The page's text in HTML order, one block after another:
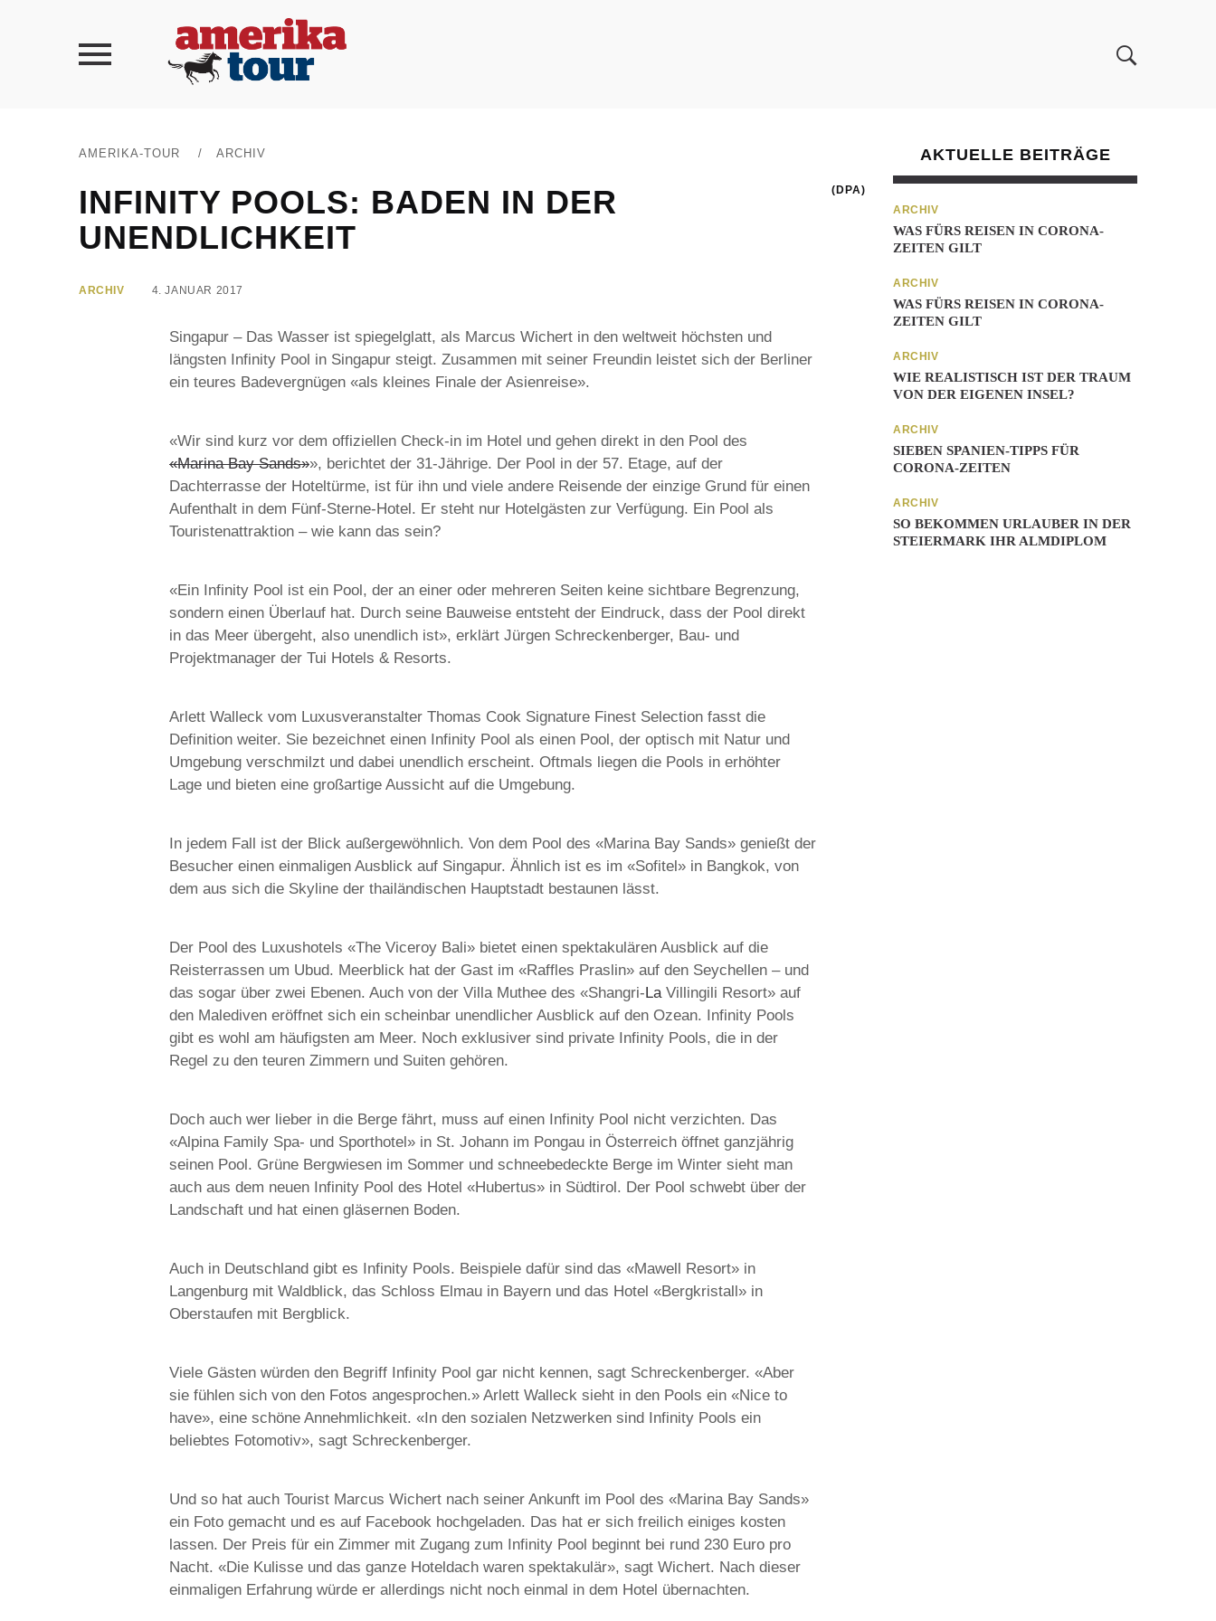
AMERIKA-TOUR / ARCHIV
INFINITY POOLS: BADEN IN DER
UNENDLICHKEIT
(DPA)
ARCHIV 4. JANUAR 2017
Singapur – Das Wasser ist spiegelglatt, als Marcus Wichert in den weltweit höchsten und
längsten Infinity Pool in Singapur steigt. Zusammen mit seiner Freundin leistet sich der Berliner
ein teures Badevergnügen «als kleines Finale der Asienreise».
«Wir sind kurz vor dem offiziellen Check-in im Hotel und gehen direkt in den Pool des
«Marina Bay Sands»», berichtet der 31-Jährige. Der Pool in der 57. Etage, auf der
Dachterrasse der Hoteltürme, ist für ihn und viele andere Reisende der einzige Grund für einen
Aufenthalt in dem Fünf-Sterne-Hotel. Er steht nur Hotelgästen zur Verfügung. Ein Pool als
Touristenattraktion – wie kann das sein?
«Ein Infinity Pool ist ein Pool, der an einer oder mehreren Seiten keine sichtbare Begrenzung,
sondern einen Überlauf hat. Durch seine Bauweise entsteht der Eindruck, dass der Pool direkt
in das Meer übergeht, also unendlich ist», erklärt Jürgen Schreckenberger, Bau- und
Projektmanager der Tui Hotels & Resorts.
Arlett Walleck vom Luxusveranstalter Thomas Cook Signature Finest Selection fasst die
Definition weiter. Sie bezeichnet einen Infinity Pool als einen Pool, der optisch mit Natur und
Umgebung verschmilzt und dabei unendlich erscheint. Oftmals liegen die Pools in erhöhter
Lage und bieten eine großartige Aussicht auf die Umgebung.
In jedem Fall ist der Blick außergewöhnlich. Von dem Pool des «Marina Bay Sands» genießt der
Besucher einen einmaligen Ausblick auf Singapur. Ähnlich ist es im «Sofitel» in Bangkok, von
dem aus sich die Skyline der thailändischen Hauptstadt bestaunen lässt.
Der Pool des Luxushotels «The Viceroy Bali» bietet einen spektakulären Ausblick auf die
Reisterrassen um Ubud. Meerblick hat der Gast im «Raffles Praslin» auf den Seychellen – und
das sogar über zwei Ebenen. Auch von der Villa Muthee des «Shangri-LaVillingili Resort» auf
den Malediven eröffnet sich ein scheinbar unendlicher Ausblick auf den Ozean. Infinity Pools
gibt es wohl am häufigsten am Meer. Noch exklusiver sind private Infinity Pools, die in der
Regel zu den teuren Zimmern und Suiten gehören.
Doch auch wer lieber in die Berge fährt, muss auf einen Infinity Pool nicht verzichten. Das
«Alpina Family Spa- und Sporthotel» in St. Johann im Pongau in Österreich öffnet ganzjährig
seinen Pool. Grüne Bergwiesen im Sommer und schneebedeckte Berge im Winter sieht man
auch aus dem neuen Infinity Pool des Hotel «Hubertus» in Südtirol. Der Pool schwebt über der
Landschaft und hat einen gläsernen Boden.
Auch in Deutschland gibt es Infinity Pools. Beispiele dafür sind das «Mawell Resort» in
Langenburg mit Waldblick, das Schloss Elmau in Bayern und das Hotel «Bergkristall» in
Oberstaufen mit Bergblick.
Viele Gästen würden den Begriff Infinity Pool gar nicht kennen, sagt Schreckenberger. «Aber
sie fühlen sich von den Fotos angesprochen.» Arlett Walleck sieht in den Pools ein «Nice to
have», eine schöne Annehmlichkeit. «In den sozialen Netzwerken sind Infinity Pools ein
beliebtes Fotomotiv», sagt Schreckenberger.
Und so hat auch Tourist Marcus Wichert nach seiner Ankunft im Pool des «Marina Bay Sands»
ein Foto gemacht und es auf Facebook hochgeladen. Das hat er sich freilich einiges kosten
lassen. Der Preis für ein Zimmer mit Zugang zum Infinity Pool beginnt bei rund 230 Euro pro
Nacht. «Die Kulisse und das ganze Hoteldach waren spektakulär», sagt Wichert. Nach dieser
einmaligen Erfahrung würde er allerdings nicht noch einmal in dem Hotel übernachten.
AKTUELLE BEITRÄGE
ARCHIV
WAS FÜRS REISEN IN CORONA-
ZEITEN GILT
ARCHIV
WAS FÜRS REISEN IN CORONA-
ZEITEN GILT
ARCHIV
WIE REALISTISCH IST DER TRAUM
VON DER EIGENEN INSEL?
ARCHIV
SIEBEN SPANIEN-TIPPS FÜR
CORONA-ZEITEN
ARCHIV
SO BEKOMMEN URLAUBER IN DER
STEIERMARK IHR ALMDIPLOM